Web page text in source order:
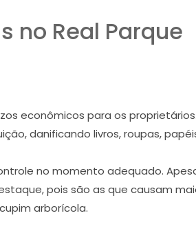
no Real Parque
econômicos para os
danificando livros, roupas,
no momento adequado.
pois são as que causam
arborícola.